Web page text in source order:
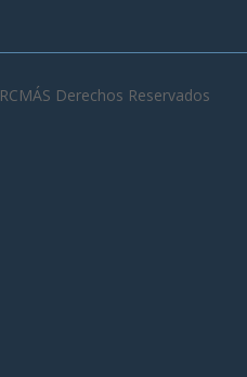
Derechos Reservados